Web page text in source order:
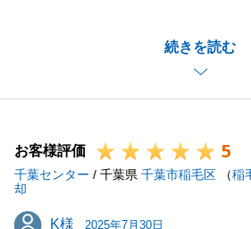
続きを読む
ましたら何よりでございます。
また近くに伺った際はご挨拶させ
ありがとうございました。
閉じる
お客様評価 5
千葉センター / 千葉県 千葉市稲毛区 （稲
却
K様
K様 2025年7月30日